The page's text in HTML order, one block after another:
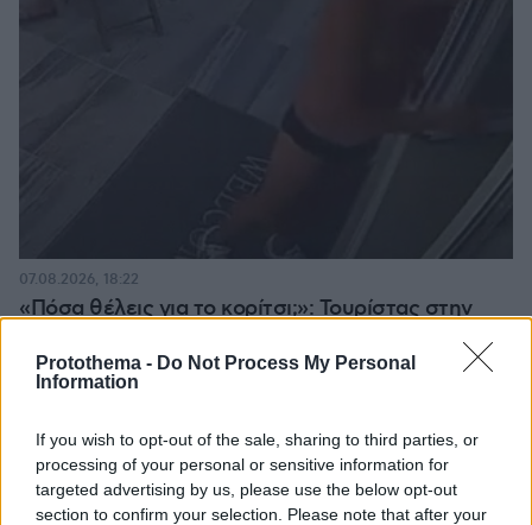
Protothema - Do Not Process My Personal
Information
If you wish to opt-out of the sale, sharing to third parties, or
processing of your personal or sensitive information for
targeted advertising by us, please use the below opt-out
section to confirm your selection. Please note that after your
«Πόσα θέλεις για το κορίτσι;»: Τουρίστας στην
καταγγέλλει ο ιδιοκτήτης επιχείρησης
07.08.2026, 18:22